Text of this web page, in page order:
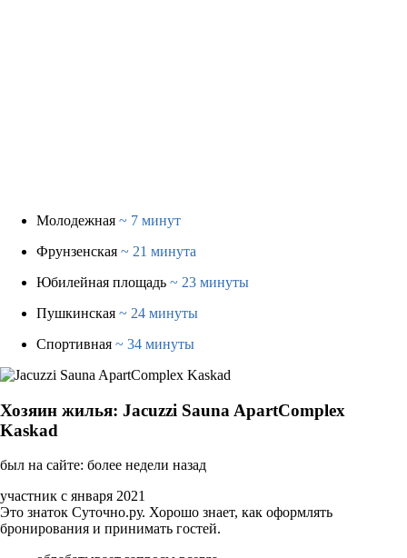
Молодежная ~ 7 минут
Фрунзенская ~ 21 минута
Юбилейная площадь ~ 23 минуты
Пушкинская ~ 24 минуты
Спортивная ~ 34 минуты
Хозяин жилья: Jacuzzi Sauna ApartComplex
Kaskad
был на сайте: более недели назад
участник с января 2021
Это знаток Суточно.ру. Хорошо знает, как оформлять
бронирования и принимать гостей.